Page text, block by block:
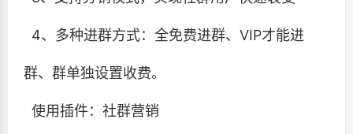
4、多种进群方式：全免费进群、VIP才能进
群、群单独设置收费。
使用插件：社群营销